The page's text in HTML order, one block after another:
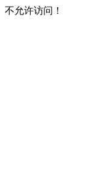
不允许访问！